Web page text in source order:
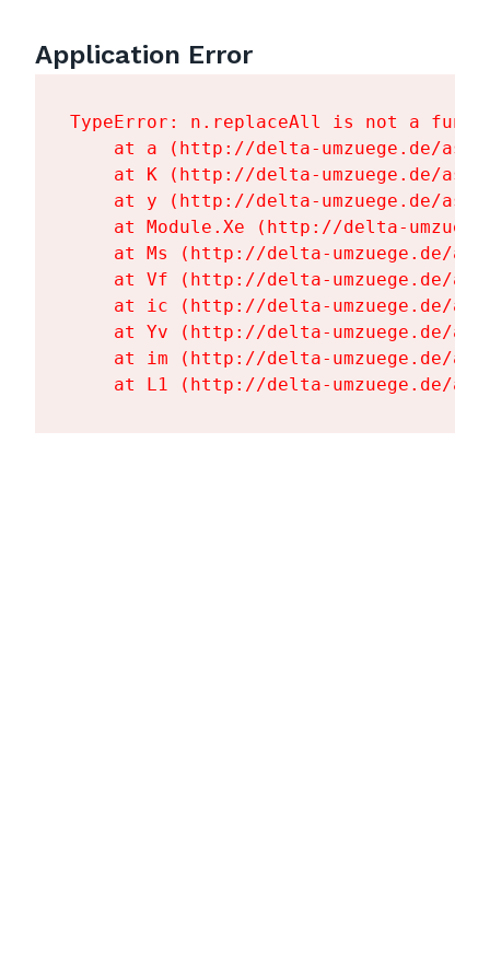
Application Error
TypeError: n.replaceAll is not a
at a (http://delta-umzuege.de/
at K (http://delta-umzuege.de/
at y (http://delta-umzuege.de/
at Module.Xe (http://delta-
at Ms (http://delta-umzuege.de/
at Vf (http://delta-umzuege.de/
at ic (http://delta-umzuege.de/
at Yv (http://delta-umzuege.de/
at im (http://delta-umzuege.de/
at L1 (http://delta-umzuege.de/